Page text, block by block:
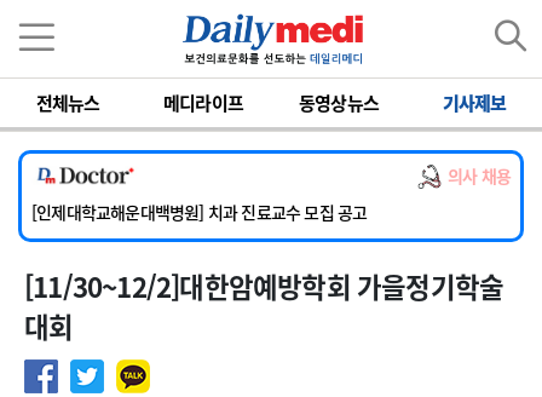
전체뉴스 메디라이프 동영상뉴스 기사제보
의사 채용
[서울아산병원] 2026년 하반기 인턴 모집
[명지병원] 하반기 전공의(인턴) 모집
[동국대학교 경주병원] 내과(소화기, 심장, 내분비), 소아청소년과, 외과, 심장혈관흉부외과, 이비인후과, 병리과 교원 초빙
[국립암센터] 진단검사의학과 정규직 의사직 초빙
[인제대학교해운대백병원] 치과 진료교수 모집 공고
[서울아산병원] 2026년 하반기 인턴 모집
[명지병원] 하반기 전공의(인턴) 모집
[11/30~12/2]대한암예방학회 가을정기학술
대회